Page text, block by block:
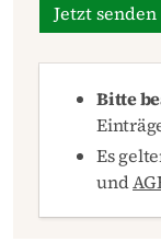
Jetzt senden
Bitte
Es
und